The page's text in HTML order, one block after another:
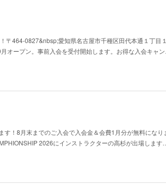
〒464-0827&nbsp;愛知県名古屋市千種区田代本通１丁目１
オープン。事前入会を受付開始します。お得な入会キャ
！8月末までのご入会で入会金＆会費1月分が無料になり
2026にインストラクターの高杉が出場します